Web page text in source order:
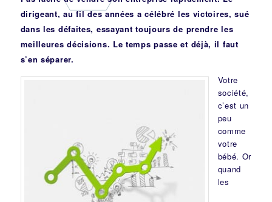
dirigeant, au fil des années a célébré les victoires, sué
dans les défaites, essayant toujours de prendre les
meilleures décisions. Le temps passe et déjà, il faut
s’en séparer.
Votre
société,
c’est un
peu
comme
votre
bébé. Or
quand
les